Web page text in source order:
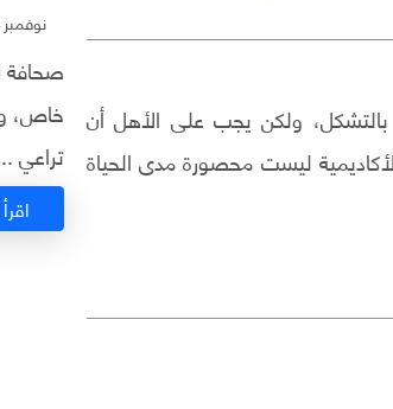
بالتشكل، ولكن يجب على الأهل أن
ليست محصورة مدى الحياة
نوفمبر 21, 2022
صحافة
خاص،
تراعي